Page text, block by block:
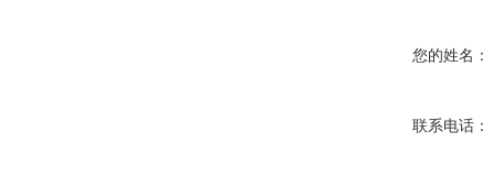
您的姓名：
联系电话：